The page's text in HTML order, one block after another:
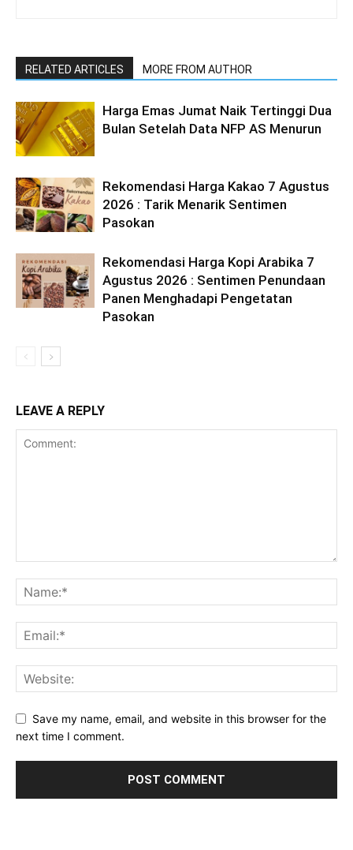
RELATED ARTICLES MORE FROM AUTHOR
Harga Emas Jumat Naik Tertinggi Dua
Bulan Setelah Data NFP AS Menurun
Rekomendasi Harga Kakao 7 Agustus
2026 : Tarik Menarik Sentimen
Pasokan
Rekomendasi Harga Kopi Arabika 7
Agustus 2026 : Sentimen Penundaan
Panen Menghadapi Pengetatan
Pasokan
LEAVE A REPLY
Save my name, email, and website in this browser for the
next time I comment.